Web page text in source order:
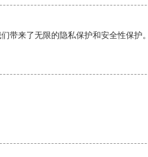
带来了无限的隐私保护和安全性保护